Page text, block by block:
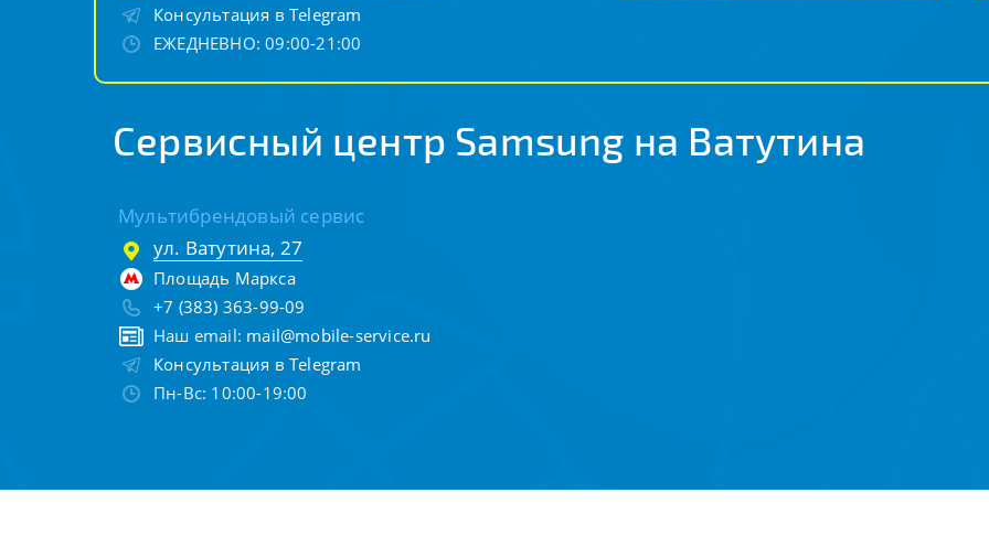
Консультация в Telegram
ЕЖЕДНЕВНО: 09:00-21:00
Сервисный центр Samsung на Ватутина
Мультибрендовый сервис
ул. Ватутина, 27
Площадь Маркса
+7 (383) 363-99-09
Наш email: mail@mobile-service.ru
Консультация в Telegram
Пн-Вс: 10:00-19:00